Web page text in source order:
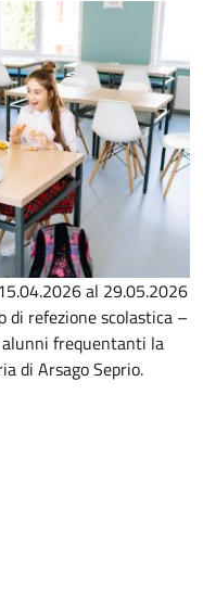
al 29.05.2026
di refezione scolastica –
frequentanti la
di Arsago Seprio.